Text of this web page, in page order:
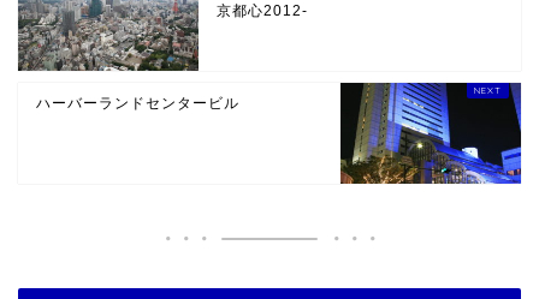
京都心2012-
ハーバーランドセンタービル